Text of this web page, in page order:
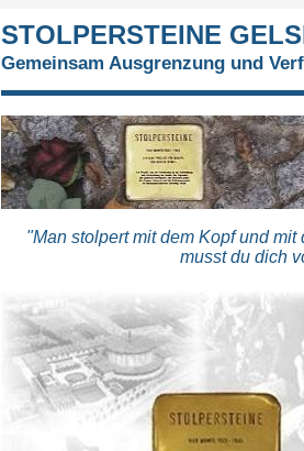
STOLPERSTEINE
Gemeinsam Ausgrenzung und
"Man stolpert mit dem Kopf und
musst du dich